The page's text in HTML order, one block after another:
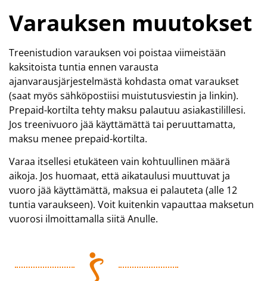
Varauksen muutokset
Treenistudion varauksen voi poistaa viimeistään
kaksitoista tuntia ennen varausta
ajanvarausjärjestelmästä kohdasta omat varaukset
(saat myös sähköpostiisi muistutusviestin ja linkin).
Prepaid-kortilta tehty maksu palautuu asiakastilillesi.
Jos treenivuoro jää käyttämättä tai peruuttamatta,
maksu menee prepaid-kortilta.
Varaa itsellesi etukäteen vain kohtuullinen määrä
aikoja. Jos huomaat, että aikataulusi muuttuvat ja
vuoro jää käyttämättä, maksua ei palauteta (alle 12
tuntia varaukseen). Voit kuitenkin vapauttaa maksetun
vuorosi ilmoittamalla siitä Anulle.